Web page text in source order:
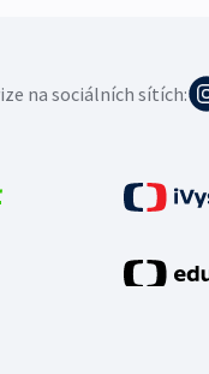
na sociálních sítích: